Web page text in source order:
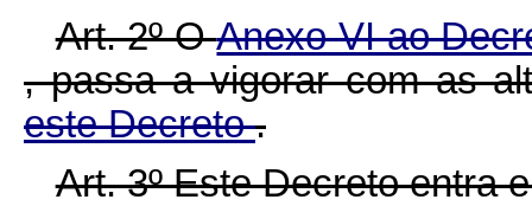
Art. 2º OAnexo VI ao
, passa a vigorar com as
este Decreto.
Art. 3º Este Decreto entra